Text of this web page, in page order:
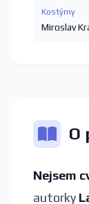
Kostýmy
Miroslav
O
Nejsem
autorky